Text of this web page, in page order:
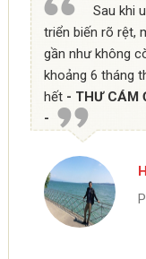
Sau khi
triển biến rõ rệt,
gần như không
khoảng 6 tháng
hết - THƯ CÁM
-